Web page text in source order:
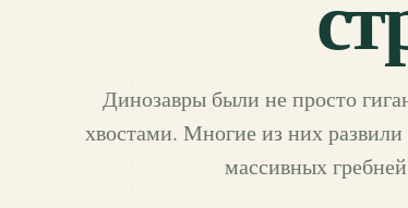
Динозавры были не просто
хвостами. Многие из них
массивных